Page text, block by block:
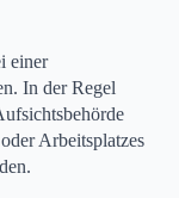
einer
In der Regel
Arbeitsplatzes